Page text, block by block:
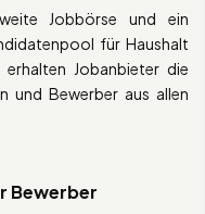
Jobbörse und ein
für Haushalt
Jobanbieter die
und Bewerber aus allen
Bewerber